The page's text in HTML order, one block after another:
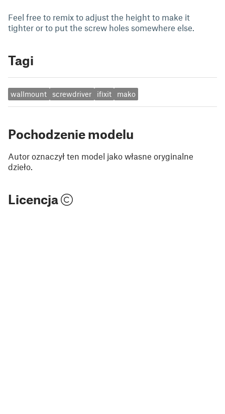
Feel free to remix to adjust the height to make it
tighter or to put the screw holes somewhere else.
Tagi
wallmount screwdriver ifixit mako
Pochodzenie modelu
Autor oznaczył ten model jako własne oryginalne
dzieło.
Licencja